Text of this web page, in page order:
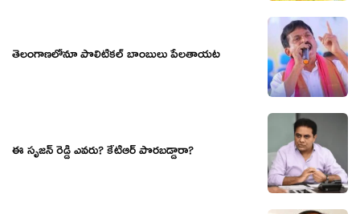
తెలంగాణలోనూ పొలిటికల్ బాంబులు పేలతాయట
ఈ సృజన్ రెడ్డి ఎవరు? కేటీఆర్ పొరబడ్డారా?